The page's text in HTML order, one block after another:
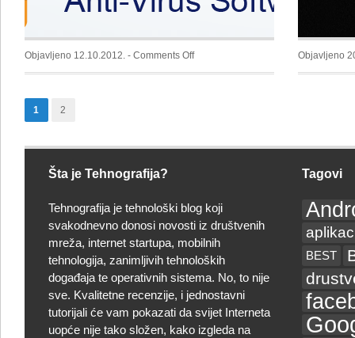
Objavljeno 12.10.2012. - Comments Offon
Potvrđeni
Objavljeno
1 2
Šta je Tehnografija?
Tehnografija je tehnološki blog koji
svakodnevno donosi novosti iz društvenih
mreža, internet startupa, mobilnih
tehnologija, zanimljivih tehnoloških
događaja te operativnih sistema. No, to nije
sve. Kvalitetne recenzije, i jednostavni
tutorijali će vam pokazati da svijet Interneta
uopće nije tako složen, kako izgleda na
Tagovi
BEST